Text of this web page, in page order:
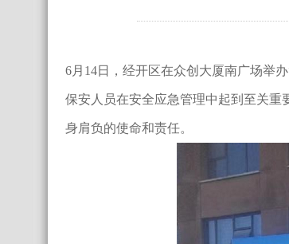
6月14日，经开区在众创大厦南广场举
保安人员在安全应急管理中起到至关重
身肩负的使命和责任。